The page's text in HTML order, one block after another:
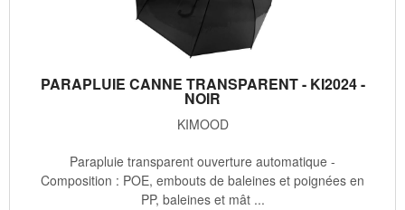
PARAPLUIE CANNE TRANSPARENT - KI2024 -
NOIR
KIMOOD
Parapluie transparent ouverture automatique -
Composition : POE, embouts de baleines et poignées en
PP, baleines et mât ...